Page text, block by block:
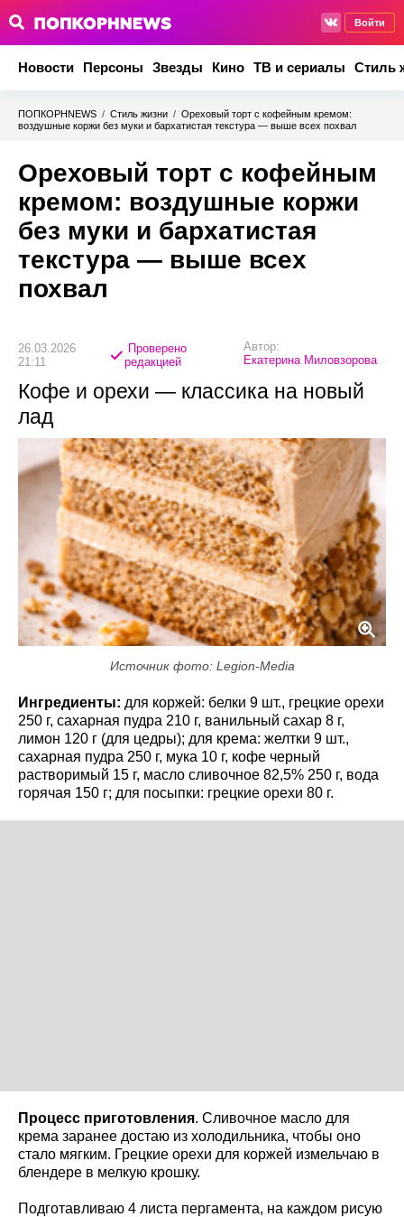
Войти
Новости Персоны Звезды Кино ТВ и сериалы Стиль
ПОПКОРНNEWS / Стиль жизни / Ореховый торт с кофейным кремом:
воздушные коржи без муки и бархатистая текстура — выше всех похвал
Ореховый торт с кофейным
кремом: воздушные коржи
без муки и бархатистая
текстура — выше всех
похвал
26.03.2026
21:11
Проверено
редакцией
Автор:
Екатерина Миловзорова
Кофе и орехи — классика на новый
лад
Источник фото: Legion-Media
Ингредиенты: для коржей: белки 9 шт., грецкие орехи
250 г, сахарная пудра 210 г, ванильный сахар 8 г,
лимон 120 г (для цедры); для крема: желтки 9 шт.,
сахарная пудра 250 г, мука 10 г, кофе черный
растворимый 15 г, масло сливочное 82,5% 250 г, вода
горячая 150 г; для посыпки: грецкие орехи 80 г.
Процесс приготовления. Сливочное масло для
крема заранее достаю из холодильника, чтобы оно
стало мягким. Грецкие орехи для коржей измельчаю в
блендере в мелкую крошку.
Подготавливаю 4 листа пергамента, на каждом рисую